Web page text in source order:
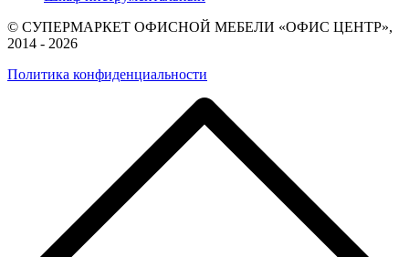
© СУПЕРМАРКЕТ ОФИСНОЙ МЕБЕЛИ «ОФИС ЦЕНТР»,
2014 - 2026
Политика конфиденциальности